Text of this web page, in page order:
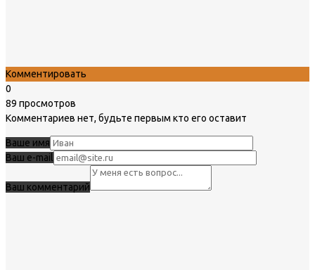
Комментировать
0
89 просмотров
Комментариев нет, будьте первым кто его оставит
Ваше имя
Ваш e-mail
Ваш комментарий